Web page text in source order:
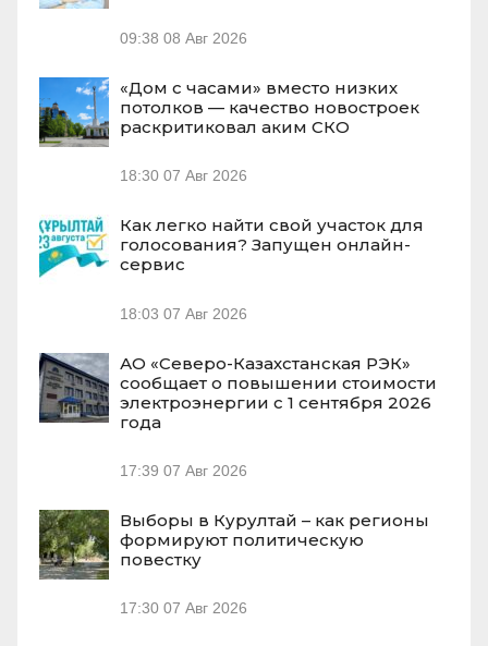
09:38 08 Авг 2026
«Дом с часами» вместо низких
потолков — качество новостроек
раскритиковал аким СКО
18:30 07 Авг 2026
Как легко найти свой участок для
голосования? Запущен онлайн-
сервис
18:03 07 Авг 2026
АО «Северо-Казахстанская РЭК»
сообщает о повышении стоимости
электроэнергии с 1 сентября 2026
года
17:39 07 Авг 2026
Выборы в Курултай – как регионы
формируют политическую
повестку
17:30 07 Авг 2026